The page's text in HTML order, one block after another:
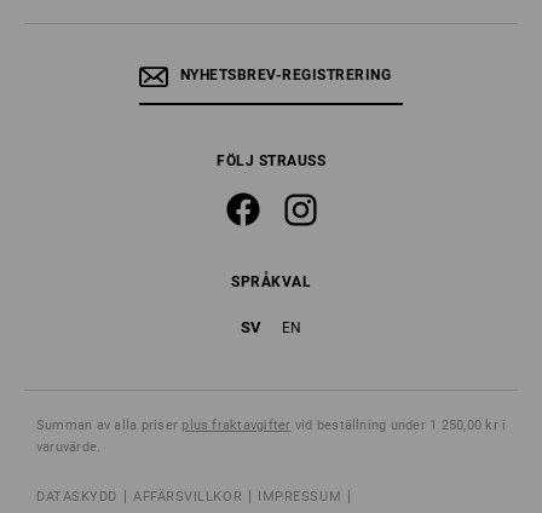
NYHETSBREV-REGISTRERING
FÖLJ STRAUSS
SPRÅKVAL
SV EN
Summan av alla priser plus fraktavgifter vid beställning under 1 250,00 kr i
varuvärde.
DATASKYDD AFFÄRSVILLKOR IMPRESSUM